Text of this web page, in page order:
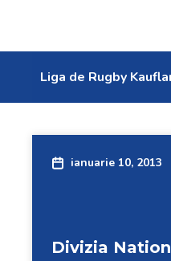
Liga de Rugby
ianuarie 10, 2013
Divizia